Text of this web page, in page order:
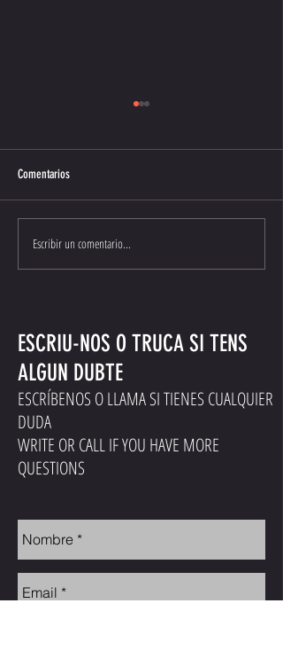
Podios
Comentarios
Escribir un comentario...
ESCRIU-NOS O TRUCA SI TENS
ALGUN DUBTE
ESCRÍBENOS O LLAMA SI TIENES CUALQUIER
DUDA
WRITE OR CALL IF YOU HAVE MORE
QUESTIONS